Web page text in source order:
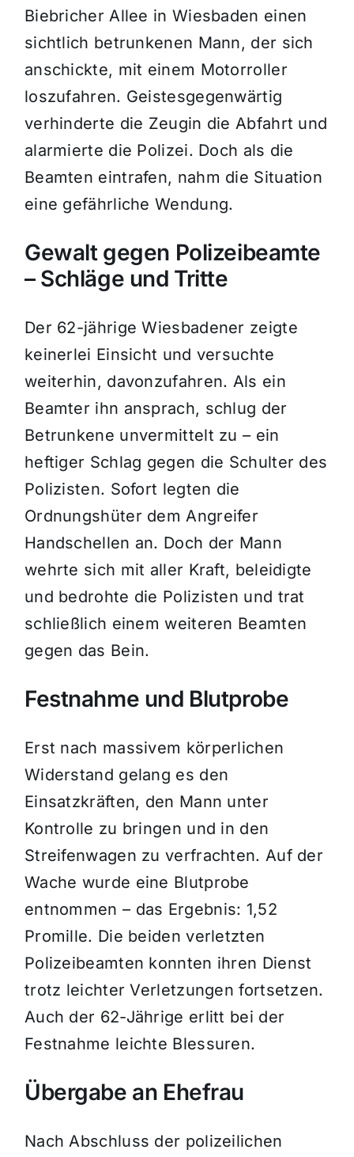
Biebricher Allee in Wiesbaden einen
sichtlich betrunkenen Mann, der sich
anschickte, mit einem Motorroller
loszufahren. Geistesgegenwärtig
verhinderte die Zeugin die Abfahrt und
alarmierte die Polizei. Doch als die
Beamten eintrafen, nahm die Situation
eine gefährliche Wendung.
Gewalt gegen Polizeibeamte
– Schläge und Tritte
Der 62-jährige Wiesbadener zeigte
keinerlei Einsicht und versuchte
weiterhin, davonzufahren. Als ein
Beamter ihn ansprach, schlug der
Betrunkene unvermittelt zu – ein
heftiger Schlag gegen die Schulter des
Polizisten. Sofort legten die
Ordnungshüter dem Angreifer
Handschellen an. Doch der Mann
wehrte sich mit aller Kraft, beleidigte
und bedrohte die Polizisten und trat
schließlich einem weiteren Beamten
gegen das Bein.
Festnahme und Blutprobe
Erst nach massivem körperlichen
Widerstand gelang es den
Einsatzkräften, den Mann unter
Kontrolle zu bringen und in den
Streifenwagen zu verfrachten. Auf der
Wache wurde eine Blutprobe
entnommen – das Ergebnis: 1,52
Promille. Die beiden verletzten
Polizeibeamten konnten ihren Dienst
trotz leichter Verletzungen fortsetzen.
Auch der 62-Jährige erlitt bei der
Festnahme leichte Blessuren.
Übergabe an Ehefrau
Nach Abschluss der polizeilichen